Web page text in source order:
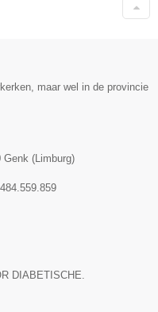
maar wel in de provincie
Genk (Limburg)
DIABETISCHE.